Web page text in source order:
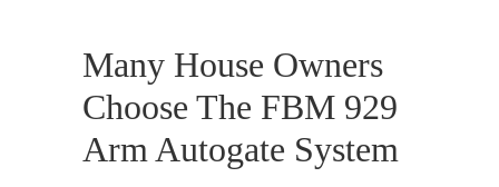
Many House Owners
Choose The FBM 929
Arm Autogate System